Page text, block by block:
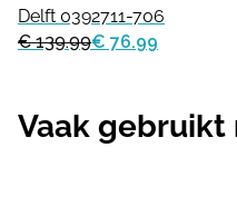
Delft 0392711-706
€ 139.99€ 76.99
Vaak gebruikt